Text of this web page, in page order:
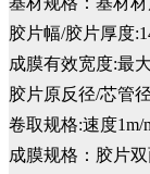
胶片幅/胶片厚度
成膜有效宽度:最
胶片原反径/芯管
卷取规格:速度1m/
成膜规格：胶片